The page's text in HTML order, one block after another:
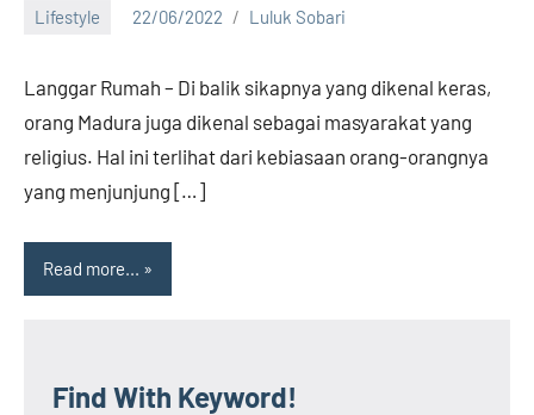
Lifestyle 22/06/2022 Luluk Sobari
Langgar Rumah – Di balik sikapnya yang dikenal keras,
orang Madura juga dikenal sebagai masyarakat yang
religius. Hal ini terlihat dari kebiasaan orang-orangnya
yang menjunjung […]
Read more...
Find With Keyword!